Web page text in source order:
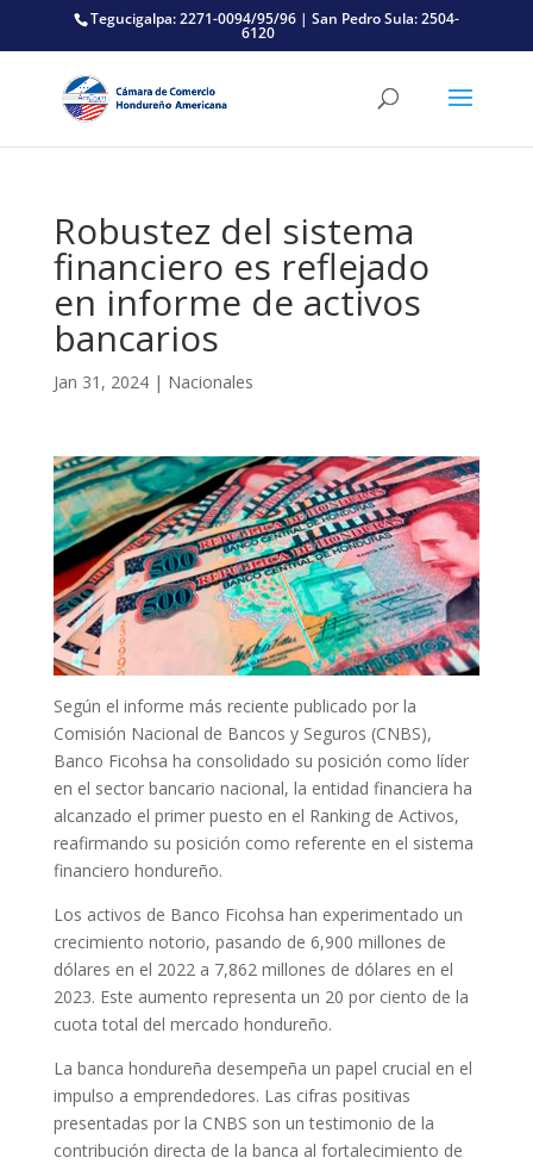
Tegucigalpa: 2271-0094/95/96 | San Pedro Sula: 2504-
6120
Robustez del sistema
financiero es reflejado
en informe de activos
bancarios
Jan 31, 2024| Nacionales
Según el informe más reciente publicado por la
Comisión Nacional de Bancos y Seguros (CNBS),
Banco Ficohsa ha consolidado su posición como líder
en el sector bancario nacional, la entidad financiera ha
alcanzado el primer puesto en el Ranking de Activos,
reafirmando su posición como referente en el sistema
financiero hondureño.
Los activos de Banco Ficohsa han experimentado un
crecimiento notorio, pasando de 6,900 millones de
dólares en el 2022 a 7,862 millones de dólares en el
2023. Este aumento representa un 20 por ciento de la
cuota total del mercado hondureño.
La banca hondureña desempeña un papel crucial en el
impulso a emprendedores. Las cifras positivas
presentadas por la CNBS son un testimonio de la
contribución directa de la banca al fortalecimiento de